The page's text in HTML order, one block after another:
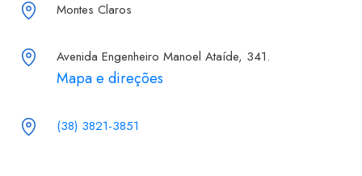
Montes Claros
Avenida Engenheiro Manoel Ataíde, 341.
Mapa e direções
(38) 3821-3851